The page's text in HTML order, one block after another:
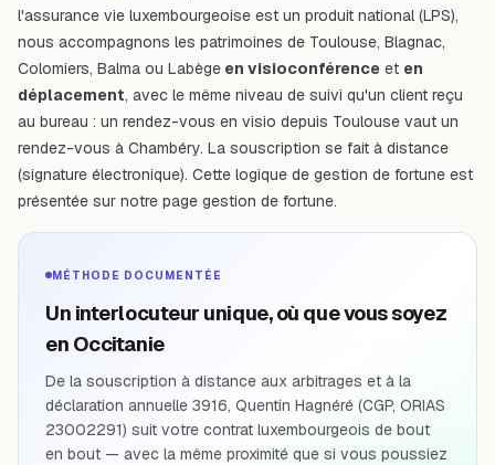
l'assurance vie luxembourgeoise est un produit national (LPS),
nous accompagnons les patrimoines de Toulouse, Blagnac,
Colomiers, Balma ou Labège en visioconférence et en
déplacement, avec le même niveau de suivi qu'un client reçu
au bureau : un rendez-vous en visio depuis Toulouse vaut un
rendez-vous à Chambéry. La souscription se fait à distance
(signature électronique). Cette logique de gestion de fortune est
présentée sur notre page gestion de fortune.
MÉTHODE DOCUMENTÉE
Un interlocuteur unique, où que vous soyez
en Occitanie
De la souscription à distance aux arbitrages et à la
déclaration annuelle 3916, Quentin Hagnéré (CGP, ORIAS
23002291) suit votre contrat luxembourgeois de bout
en bout — avec la même proximité que si vous poussiez